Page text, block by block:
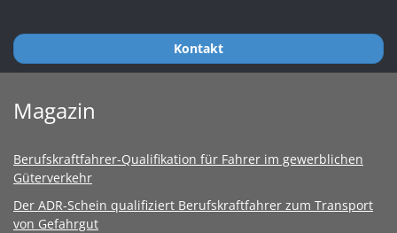
Kontakt
Magazin
Berufskraftfahrer-Qualifikation für Fahrer im gewerblichen
Güterverkehr
Der ADR-Schein qualifiziert Berufskraftfahrer zum Transport
von Gefahrgut